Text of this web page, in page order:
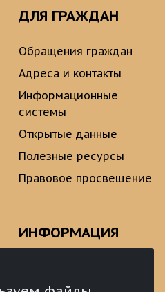
ДЛЯ ГРАЖДАН
Обращения граждан
Адреса и контакты
Информационные
системы
Открытые данные
Полезные ресурсы
Правовое просвещение
ИНФОРМАЦИЯ
аналитические